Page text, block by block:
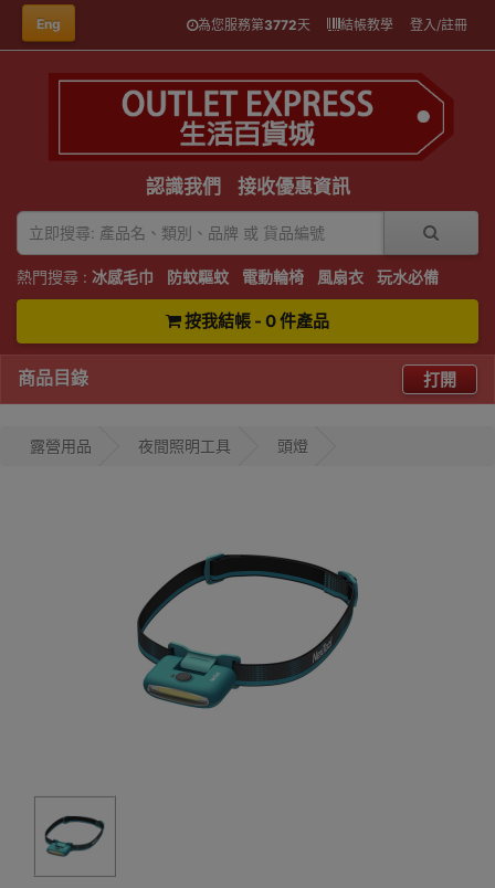
Eng 為您服務第3772天 結帳教學 登入/註冊
認識我們 接收優惠資訊
熱門搜尋 : 冰感毛巾 防蚊驅蚊 電動輪椅 風扇衣 玩水必備
按我結帳 - 0 件產品
商品目錄 打開
露營用品 夜間照明工具 頭燈